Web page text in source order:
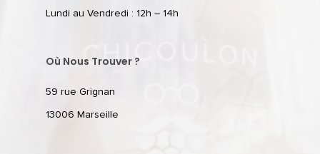
Lundi au Vendredi : 12h – 14h
Où Nous Trouver ?
59 rue Grignan
13006 Marseille